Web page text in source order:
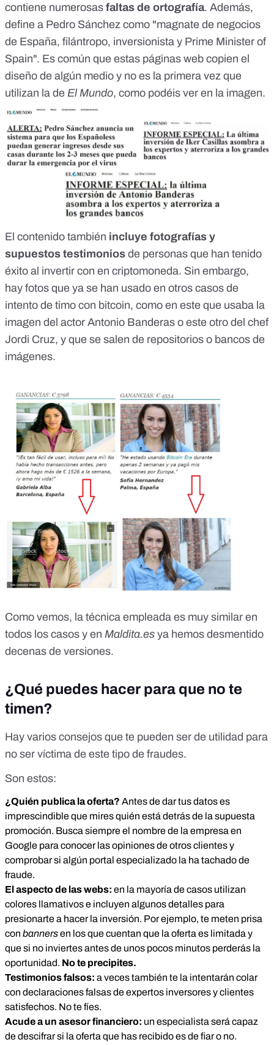
contiene numerosas faltas de ortografía. Además,
define a Pedro Sánchez como "magnate de negocios
de España, filántropo, inversionista y Prime Minister of
Spain". Es común que estas páginas web copien el
diseño de algún medio y no es la primera vez que
utilizan la de El Mundo, como podéis ver en la imagen.
El contenido también incluye fotografías y
supuestos testimonios de personas que han tenido
éxito al invertir con en criptomoneda. Sin embargo,
hay fotos que ya se han usado en otros casos de
intento de timo con bitcoin, como en este que usaba la
imagen del actor Antonio Banderas o este otro del chef
Jordi Cruz, y que se salen de repositorios o bancos de
imágenes.
Como vemos, la técnica empleada es muy similar en
todos los casos y en Maldita.es ya hemos desmentido
decenas de versiones.
¿Qué puedes hacer para que no te
timen?
Hay varios consejos que te pueden ser de utilidad para
no ser víctima de este tipo de fraudes.
Son estos:
¿Quién publica la oferta? Antes de dar tus datos es
imprescindible que mires quién está detrás de la supuesta
promoción. Busca siempre el nombre de la empresa en
Google para conocer las opiniones de otros clientes y
comprobar si algún portal especializado la ha tachado de
fraude.
El aspecto de las webs: en la mayoría de casos utilizan
colores llamativos e incluyen algunos detalles para
presionarte a hacer la inversión. Por ejemplo, te meten prisa
con bannersen los que cuentan que la oferta es limitada y
que si no inviertes antes de unos pocos minutos perderás la
oportunidad. No te precipites.
Testimonios falsos: a veces también te la intentarán colar
con declaraciones falsas de expertos inversores y clientes
satisfechos. No te fíes.
Acude a un asesor financiero: un especialista será capaz
de descifrar si la oferta que has recibido es de fiar o no.